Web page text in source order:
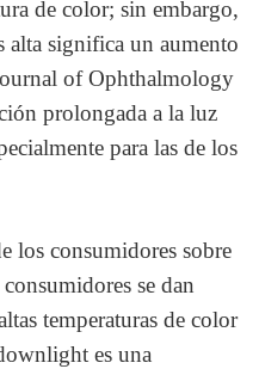
de color; sin embargo,
alta significa un aumento
of Ophthalmology
prolongada a la luz
para las de los
los consumidores sobre
se dan
temperaturas de color
es una